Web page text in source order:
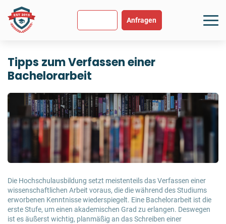
894 Bewertungen SEHR GUT
Anfragen
Tipps zum Verfassen einer
Bachelorarbeit
Die Hochschulausbildung setzt meistenteils das Verfassen einer
wissenschaftlichen Arbeit voraus, die die während des Studiums
erworbenen Kenntnisse wiederspiegelt. Eine Bachelorarbeit ist die
erste Stufe, um einen akademischen Grad zu erlangen. Deswegen
ist es äußerst wichtig, planmäßig an das Schreiben einer